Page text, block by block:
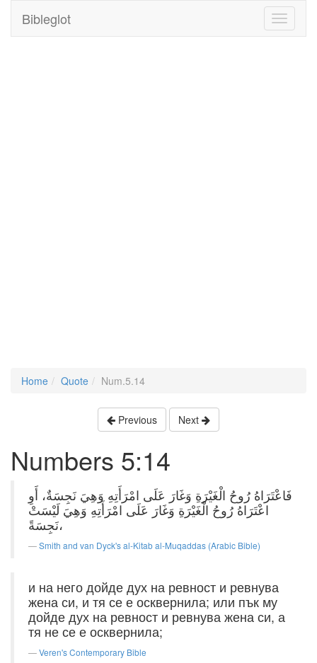
Toggle
Bibleglot
Home Quote Num.5.14
Previous Next
Numbers 5:14
فَاعْتَرَاهُ رُوحُ الْغَيْرَةِ وَغَارَ عَلَى امْرَأَتِهِ وَهِيَ نَجِسَةٌ، أَوِ
اعْتَرَاهُ رُوحُ الْغَيْرَةِ وَغَارَ عَلَى امْرَأَتِهِ وَهِيَ لَيْسَتْ
نَجِسَةً،
Smith and van Dyck's al-Kitab al-Muqaddas (Arabic Bible)
и на него дойде дух на ревност и ревнува
жена си, и тя се е осквернила; или пък му
дойде дух на ревност и ревнува жена си, а
тя не се е осквернила;
Veren's Contemporary Bible